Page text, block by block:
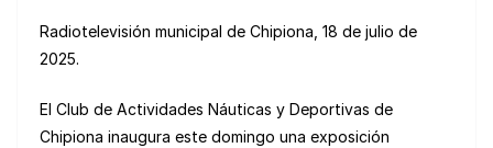
p o
k
m y
m
Radiotelevisión municipal de Chipiona, 18 de julio de
2025.
El Club de Actividades Náuticas y Deportivas de
Chipiona inaugura este domingo una exposición